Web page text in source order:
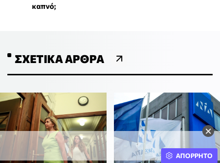
×
καπνό;
ΣΧΕΤΙΚΆ ΆΡΘΡΑ
ΑΠΟΡΡΗΤΟ